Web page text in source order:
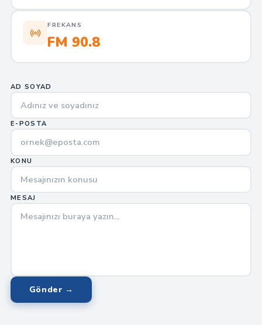
FREKANS
FM 90.8
AD SOYAD
E-POSTA
KONU
MESAJ
Gönder →